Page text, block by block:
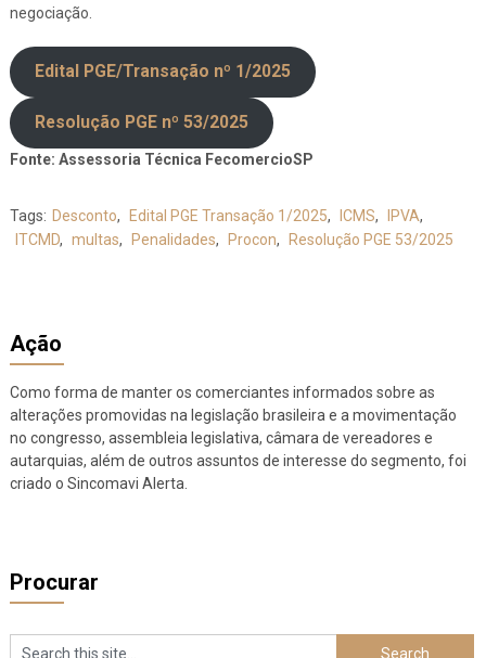
negociação.
Edital PGE/Transação nº 1/2025
Resolução PGE nº 53/2025
Fonte: Assessoria Técnica FecomercioSP
Tags: Desconto, Edital PGE Transação 1/2025, ICMS, IPVA,
ITCMD, multas, Penalidades, Procon, Resolução PGE 53/2025
Ação
Como forma de manter os comerciantes informados sobre as
alterações promovidas na legislação brasileira e a movimentação
no congresso, assembleia legislativa, câmara de vereadores e
autarquias, além de outros assuntos de interesse do segmento, foi
criado o Sincomavi Alerta.
Procurar